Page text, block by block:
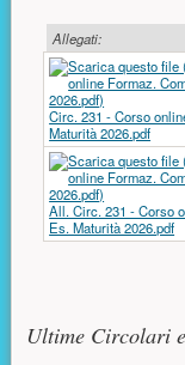
Allegati:
Circ. 231 - Corso
Maturità 2026.pdf
All. Circ. 231 - Corso
Es. Maturità 2026.pdf
Ultime Circolari